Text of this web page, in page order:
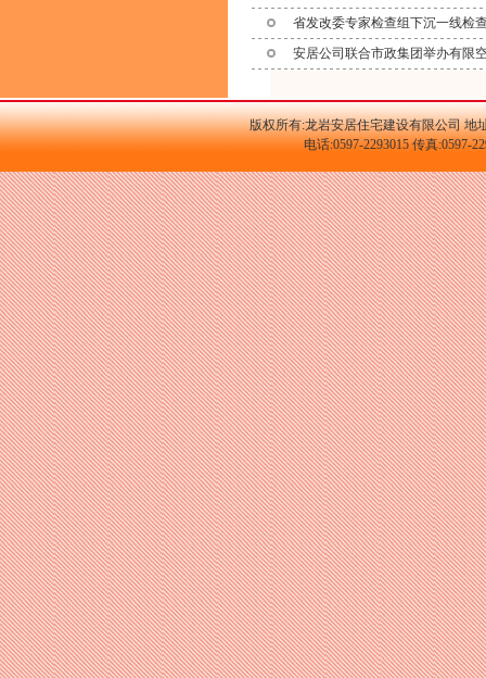
省发改委专家检查组下沉一线检
安居公司联合市政集团举办有限
版权所有:龙岩安居住宅建设有限公司 地
电话:0597-2293015 传真:0597-